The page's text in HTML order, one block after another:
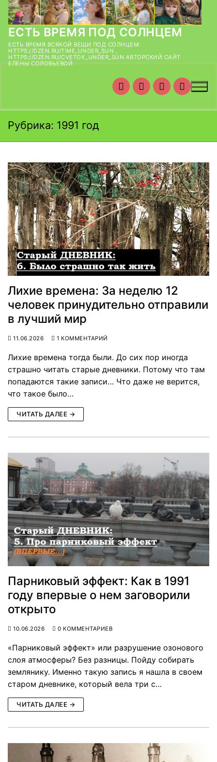
Перейти
содержимому
ЕСТЬ ВРЕМЯ ПОД СОЛНЦЕМ
ЕСТЬ ВРЕМЯ ВСЯКОЙ ВЕЩИ ПОД СОЛНЦЕМ:
HTTPS://DZEN.RU/TIME_UNDER_SUN ,
HTTPS://DZEN.RU/CVETOK_UNDER_SUN АВТОРСКИЙ САЙТ
ЕЛЕНЫ СОЛОВЬЕВОЙ
Рубрика: 1991 год
Лихие времена: За неделю 12
человек принудительно отправили
в лучший мир
11.06.2026 1 КОММЕНТАРИЙ
Лихие времена тогда были. До сих пор иногда
страшно читать старые дневники. Потому что там
попадаются такие записи… Что даже не верится,
что такое было…
ЧИТАТЬ ДАЛЕЕ →
Парниковый эффект: Как в 1991
году впервые о нем заговорили
открыто
10.06.2026 0 КОММЕНТАРИЕВ
«Парниковый эффект» или разрушение озонового
слоя атмосферы? Без разницы. Пойду собирать
землянику. Именно такую запись я нашла в своем
старом дневнике, который вела три с…
ЧИТАТЬ ДАЛЕЕ →